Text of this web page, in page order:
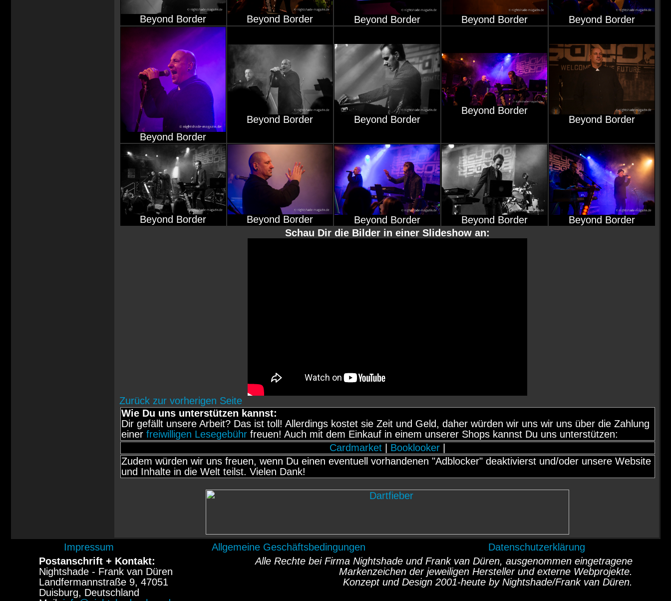
Beyond Border Beyond Border Beyond Border Beyond Border Beyond Border
Beyond Border
Beyond Border Beyond Border
Beyond Border
Beyond Border
Beyond Border Beyond Border Beyond Border Beyond Border
Beyond Border
Schau Dir die Bilder in einer Slideshow an:
Zurück zur vorherigen Seite
Wie Du uns unterstützen kannst:
Dir gefällt unsere Arbeit? Das ist toll! Allerdings kostet sie Zeit und Geld, daher würden wir uns wir uns über die Zahlung
einer freiwilligen Lesegebührfreuen! Auch mit dem Einkauf in einem unserer Shops kannst Du uns unterstützen:
Cardmarket
Booklooker
Zudem würden wir uns freuen, wenn Du einen eventuell vorhandenen "Adblocker" deaktivierst und/oder unsere Website
und Inhalte in die Welt teilst. Vielen Dank!
Impressum Allgemeine Geschäftsbedingungen
Datenschutzerklärung
Postanschrift + Kontakt:
Nightshade - Frank van Düren
Landfermannstraße 9, 47051
Duisburg, Deutschland
Alle Rechte bei Firma Nightshade und Frank van Düren, ausgenommen eingetragene
Markenzeichen der jeweiligen Hersteller und externe Webprojekte.
Konzept und Design 2001-heute by Nightshade/Frank van Düren.